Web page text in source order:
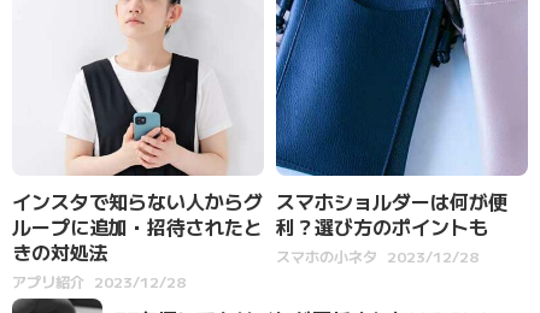
インスタで知らない人からグ
ループに追加・招待されたと
きの対処法
アプリ紹介 2023/12/28
スマホショルダーは何が便
利？選び方のポイントも
スマホの小ネタ 2023/12/28